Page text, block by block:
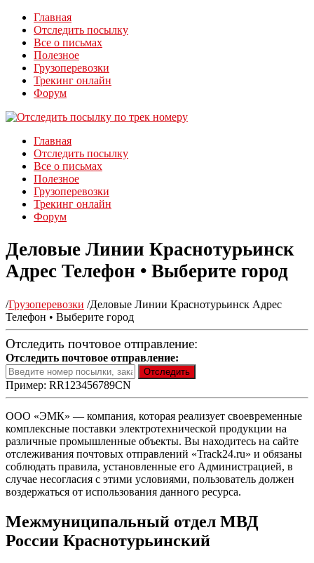
Главная
Отследить посылку
Все о письмах
Полезное
Грузоперевозки
Трекинг онлайн
Форум
Главная
Отследить посылку
Все о письмах
Полезное
Грузоперевозки
Трекинг онлайн
Форум
Деловые Линии Краснотурьинск
Адрес Телефон • Выберите город
/Грузоперевозки /Деловые Линии Краснотурьинск Адрес
Телефон • Выберите город
Отследить почтовое отправление:
Отследить почтовое отправление:
Пример: RR123456789CN
ООО «ЭМК» — компания, которая реализует своевременные
комплексные поставки электротехнической продукции на
различные промышленные объекты. Вы находитесь на сайте
отслеживания почтовых отправлений «Track24.ru» и обязаны
соблюдать правила, установленные его Администрацией, в
случае несогласия с этими условиями, пользователь должен
воздержаться от использования данного ресурса.
Межмуниципальный отдел МВД
России Краснотурьинский